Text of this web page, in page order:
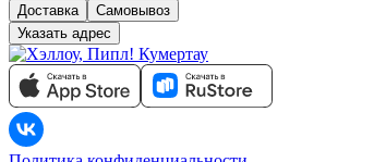
Доставка
Самовывоз
Указать адрес